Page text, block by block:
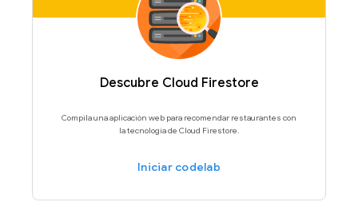
Descubre Cloud Firestore
Compila una aplicación web para recomendar restaurantes con
la tecnología de Cloud Firestore.
Iniciar codelab